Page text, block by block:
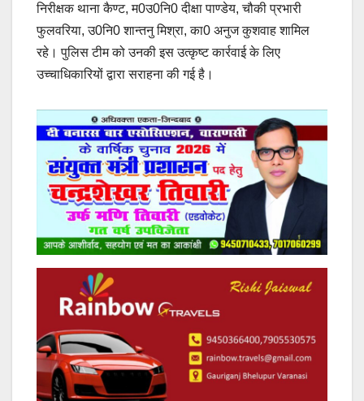
निरीक्षक थाना कैण्ट, म0उ0नि0 दीक्षा पाण्डेय, चौकी प्रभारी
फुलवरिया, उ0नि0 शान्तनु मिश्रा, का0 अनुज कुशवाह शामिल
रहे। पुलिस टीम को उनकी इस उत्कृष्ट कार्रवाई के लिए
उच्चाधिकारियों द्वारा सराहना की गई है।